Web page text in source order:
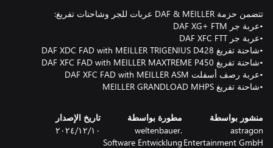
•شاحنة تفريغ MEILLER GRANDLOAD MHPS
منشور بواسطة
astragon
Entertainment GmbH
مطورة بواسطة
weltenbauer.
Software Entwicklung
تاريخ الإصدار
١٠‏/١٢‏/٢٠٢٤